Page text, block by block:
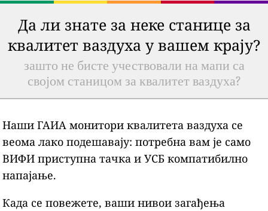
Да ли знате за неке станице за
квалитет ваздуха у вашем крају?
зашто не бисте учествовали на мапи са
својом станицом за квалитет ваздуха?
Наши ГАИА монитори квалитета ваздуха се
веома лако подешавају: потребна вам је само
ВИФИ приступна тачка и УСБ компатибилно
напајање.
Када се повежете, ваши нивои загађења